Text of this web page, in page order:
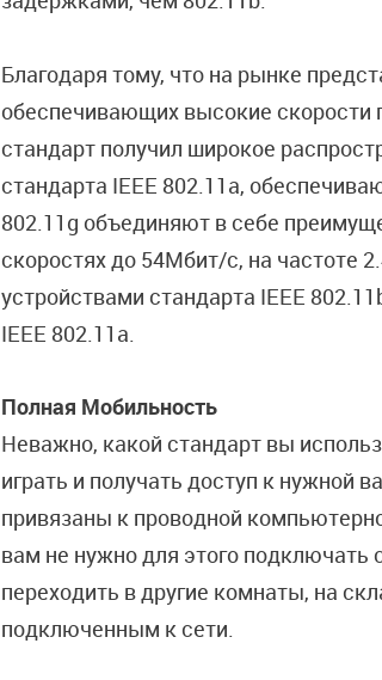
Благодаря тому, что на рынке
обеспечивающих высокие скорости
стандарт получил широкое
стандарта IEEE 802.11a,
802.11g объединяют в себе
скоростях до 54Мбит/с, на частоте
устройствами стандарта IEEE
IEEE 802.11a.
Полная Мобильность
Неважно, какой стандарт вы
играть и получать доступ к нужной
привязаны к проводной
вам не нужно для этого
переходить в другие комнаты, на
подключенным к сети.